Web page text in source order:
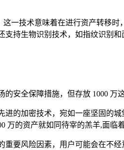
这一技术意味着在进行资产转移
支持生物识别技术，如指纹识别
的安全保障措施，但存放 1000
进的加密技术，宛如一座坚固的
万的资产就如同待宰的羔羊,面临
重要风险因素，用户可能会在不